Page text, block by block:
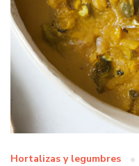
Hortalizas y legumbres